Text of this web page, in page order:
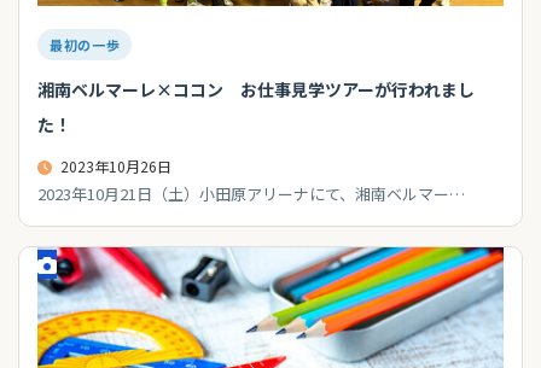
最初の一歩
湘南ベルマーレ×ココン お仕事見学ツアーが行われまし
た！
2023年10月26日
2023年10月21日（土）小田原アリーナにて、湘南ベルマー…